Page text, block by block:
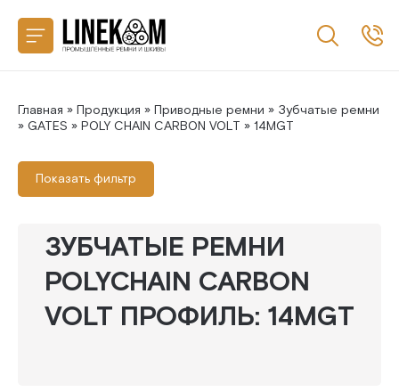
Главная » Продукция » Приводные ремни » Зубчатые ремни
» GATES » POLY CHAIN CARBON VOLT » 14MGT
Показать фильтр
ЗУБЧАТЫЕ РЕМНИ
POLYCHAIN CARBON
VOLT ПРОФИЛЬ: 14MGT
Назад
SANLUX
MITSUBOSHI
GATES